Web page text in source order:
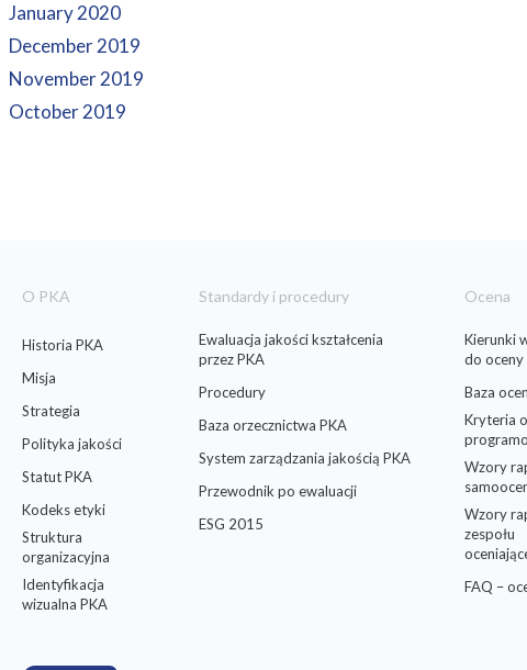
January 2020
December 2019
November 2019
October 2019
O PKA
Historia PKA
Misja
Strategia
Polityka jakości
Statut PKA
Kodeks etyki
Struktura
organizacyjna
Identyfikacja
wizualna PKA
Standardy i procedury
Ewaluacja jakości kształcenia
przez PKA
Procedury
Baza orzecznictwa PKA
System zarządzania jakością PKA
Przewodnik po ewaluacji
ESG 2015
Ocena
Kierunki
do oceny
Baza ocen
Kryteria
Wzory
Wzory
zespołu
FAQ –